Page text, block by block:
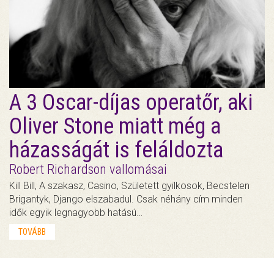
A 3 Oscar-díjas operatőr, aki
Oliver Stone miatt még a
házasságát is feláldozta
Robert Richardson vallomásai
Kill Bill, A szakasz, Casino, Született gyilkosok, Becstelen
Brigantyk, Django elszabadul. Csak néhány cím minden
idők egyik legnagyobb hatású…
TOVÁBB